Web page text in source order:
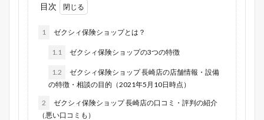
目次
1 ゼクシィ保険ショップとは？
1.1 ゼクシィ保険ショップの3つの特徴
1.2
ゼクシィ保険ショップ 長崎店の店舗情報・設備
の特徴・相談の目的（2021年5月10日時点）
2
ゼクシィ保険ショップ 長崎店の口コミ・評判の紹介
（悪い口コミも）